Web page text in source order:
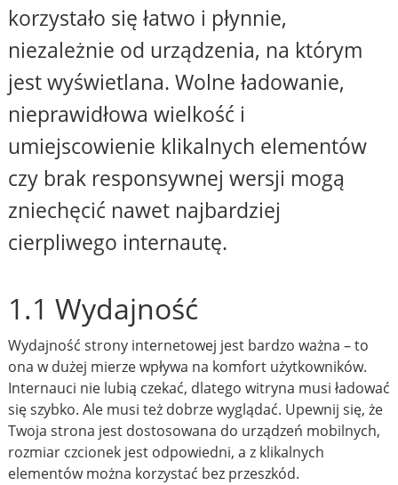
korzystało się łatwo i płynnie,
niezależnie od urządzenia, na którym
jest wyświetlana. Wolne ładowanie,
nieprawidłowa wielkość i
umiejscowienie klikalnych elementów
czy brak responsywnej wersji mogą
zniechęcić nawet najbardziej
cierpliwego internautę.
1.1 Wydajność
Wydajność strony internetowej jest bardzo ważna – to
ona w dużej mierze wpływa na komfort użytkowników.
Internauci nie lubią czekać, dlatego witryna musi ładować
się szybko. Ale musi też dobrze wyglądać. Upewnij się, że
Twoja strona jest dostosowana do urządzeń mobilnych,
rozmiar czcionek jest odpowiedni, a z klikalnych
elementów można korzystać bez przeszkód.